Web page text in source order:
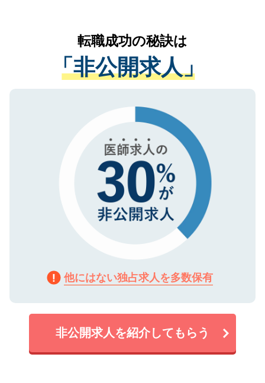
は、個人情報の取り扱いについての厳密な
管理基準を満たした事業者のみに付与され
る、プライバシーマークを取得済みです。
で、機密保持に関してもご安心ください。
かがいして、現在の医療機関の状況や紹介
経験をまじえながら、適切なアドバイスを
させていただきます。すぐにご転職をされ
ない方には、長期的なサポートが可能です
ので、まずはご登録ください。
転職成功の秘訣は
「非公開求人」
他にはない独占求人を多数保有
非公開求人を紹介してもらう